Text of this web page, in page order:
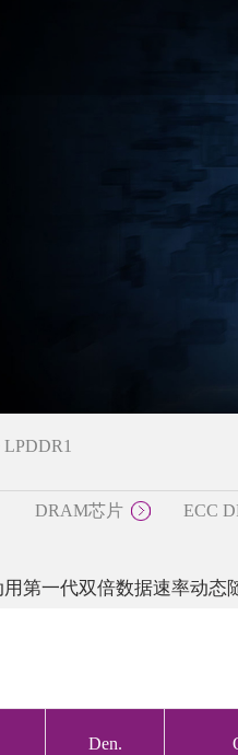
LPDDR1
DRAM芯片 ECC
SDR
DDR4
LPDDR1
第一代双倍数据速率动态
Den.